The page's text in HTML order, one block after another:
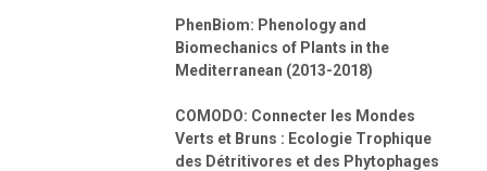
PhenBiom: Phenology and
Biomechanics of Plants in the
Mediterranean (2013-2018)
COMODO: Connecter les Mondes
Verts et Bruns : Ecologie Trophique
des Détritivores et des Phytophages